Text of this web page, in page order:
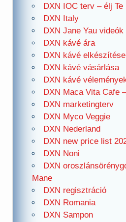
DXN IOC terv – élj Te
DXN Italy
DXN Jane Yau videók
DXN kávé ára
DXN kávé elkészítése
DXN kávé vásárlása
DXN kávé
DXN Maca Vita Cafe
DXN marketingterv
DXN Myco Veggie
DXN Nederland
DXN new price list
DXN Noni
DXN
Mane
DXN regisztráció
DXN Romania
DXN Sampon